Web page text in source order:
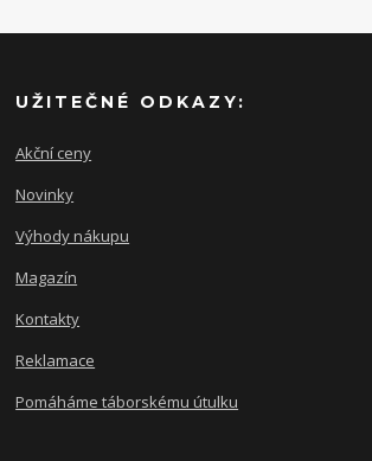
UŽITEČNÉ ODKAZY:
Akční ceny
Novinky
Výhody nákupu
Magazín
Kontakty
Reklamace
Pomáháme táborskému útulku